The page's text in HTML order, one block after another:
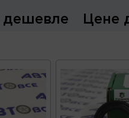
дешевле Цене